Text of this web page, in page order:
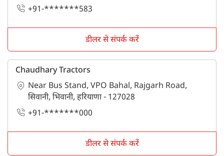
+91-*******583
डीलर से संपर्क करें
Chaudhary Tractors
Near Bus Stand, VPO Bahal, Rajgarh Road,
सिवानी, भिवानी, हरियाणा - 127028
+91-*******000
डीलर से संपर्क करें